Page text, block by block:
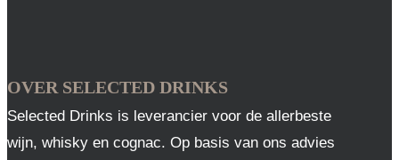
OVER SELECTED DRINKS
Selected Drinks is leverancier voor de allerbeste
wijn, whisky en cognac. Op basis van ons advies